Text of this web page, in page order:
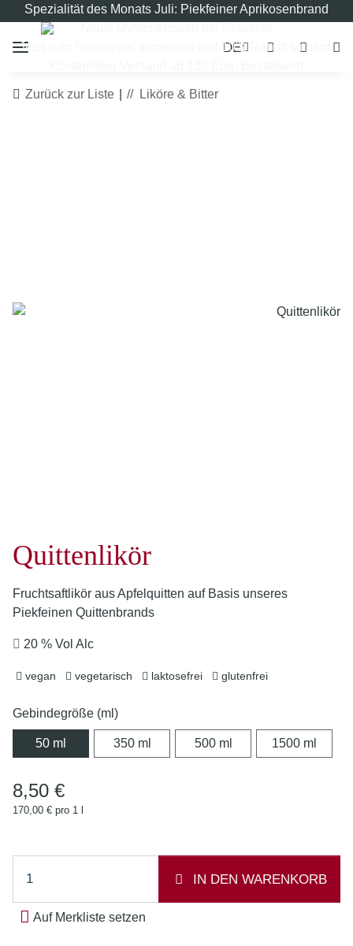
Spezialität des Monats Juli: Piekfeiner Aprikosenbrand
Jetzt zum Newsletter anmelden und 10% Rabatt sichern!
DE
Zurück zur Liste Liköre & Bitter
Quittenlikör
Fruchtsaftlikör aus Apfelquitten auf Basis unseres
Piekfeinen Quittenbrands
20 % Vol Alc
vegan vegetarisch laktosefrei glutenfrei
Gebindegröße (ml)
50 ml 350 ml350 ml 500 ml500 ml 1500 ml
8,50 €
170,00 € pro 1 l
IN DEN WARENKORB
Auf Merkliste setzen